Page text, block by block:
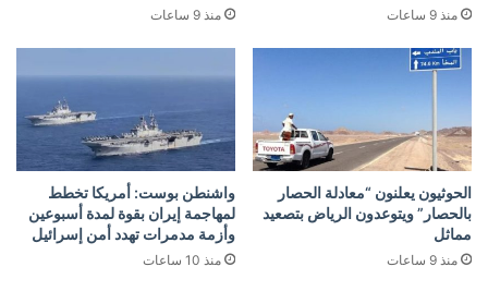
منذ 9 ساعات منذ 9 ساعات
الحوثيون يعلنون “معادلة الحصار
بالحصار” ويتوعدون الرياض بتصعيد
مماثل
منذ 9 ساعات
واشنطن بوست: أمريكا تخطط
لمهاجمة إيران بقوة لمدة أسبوعين
وأزمة مدمرات تهدد أمن إسرائيل
منذ 10 ساعات